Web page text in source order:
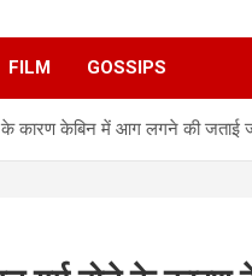
FILM GOSSIPS
कारण केबिन में आग लगने की जताई